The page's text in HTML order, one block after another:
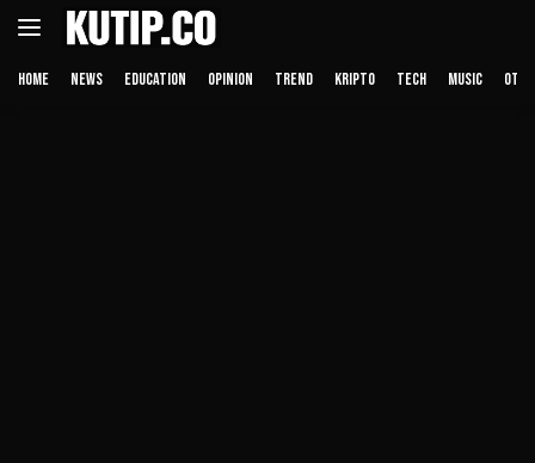
Langsung
HOME NEWS EDUCATION OPINION TREND KRIPTO TECH MUSIC